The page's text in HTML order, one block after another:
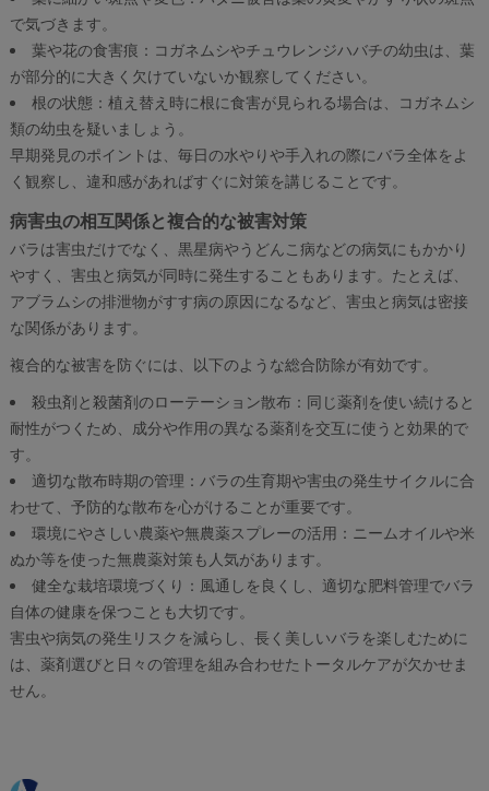
で気づきます。
葉や花の食害痕：コガネムシやチュウレンジハバチの幼虫は、葉
が部分的に大きく欠けていないか観察してください。
根の状態：植え替え時に根に食害が見られる場合は、コガネムシ
類の幼虫を疑いましょう。
早期発見のポイントは、毎日の水やりや手入れの際にバラ全体をよ
く観察し、違和感があればすぐに対策を講じることです。
病害虫の相互関係と複合的な被害対策
バラは害虫だけでなく、黒星病やうどんこ病などの病気にもかかり
やすく、害虫と病気が同時に発生することもあります。たとえば、
アブラムシの排泄物がすす病の原因になるなど、害虫と病気は密接
な関係があります。
複合的な被害を防ぐには、以下のような総合防除が有効です。
殺虫剤と殺菌剤のローテーション散布：同じ薬剤を使い続けると
耐性がつくため、成分や作用の異なる薬剤を交互に使うと効果的で
す。
適切な散布時期の管理：バラの生育期や害虫の発生サイクルに合
わせて、予防的な散布を心がけることが重要です。
環境にやさしい農薬や無農薬スプレーの活用：ニームオイルや米
ぬか等を使った無農薬対策も人気があります。
健全な栽培環境づくり：風通しを良くし、適切な肥料管理でバラ
自体の健康を保つことも大切です。
害虫や病気の発生リスクを減らし、長く美しいバラを楽しむために
は、薬剤選びと日々の管理を組み合わせたトータルケアが欠かせま
せん。